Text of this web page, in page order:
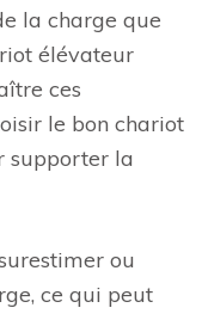
la charge que
élévateur
ces
le bon chariot
supporter la
ou
ce qui peut